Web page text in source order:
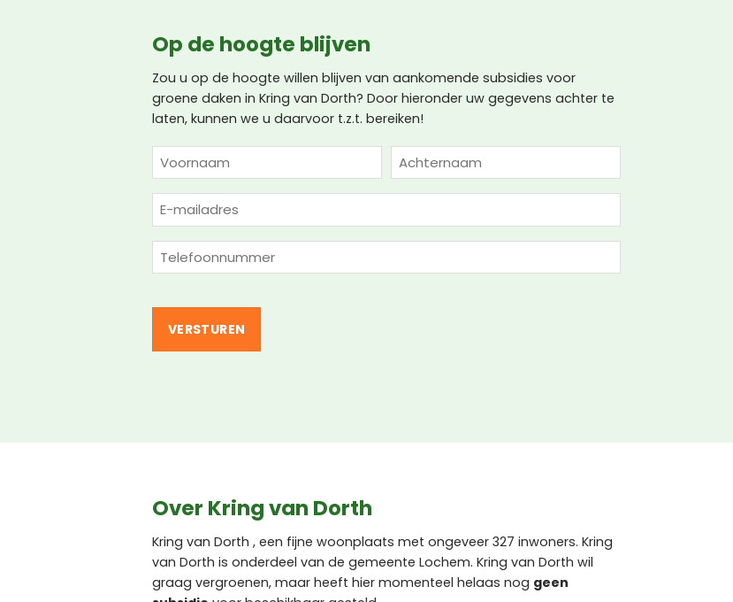
Op de hoogte blijven
Zou u op de hoogte willen blijven van aankomende subsidies voor
groene daken in Kring van Dorth? Door hieronder uw gegevens achter te
laten, kunnen we u daarvoor t.z.t. bereiken!
NAAM
(VEREIST)
Voornaam Achternaam
E-
mailadres
(Vereist)
Telefoon
(Vereist)
Over Kring van Dorth
Kring van Dorth , een fijne woonplaats met ongeveer 327 inwoners. Kring
van Dorth is onderdeel van de gemeente Lochem. Kring van Dorth wil
graag vergroenen, maar heeft hier momenteel helaas nog geen